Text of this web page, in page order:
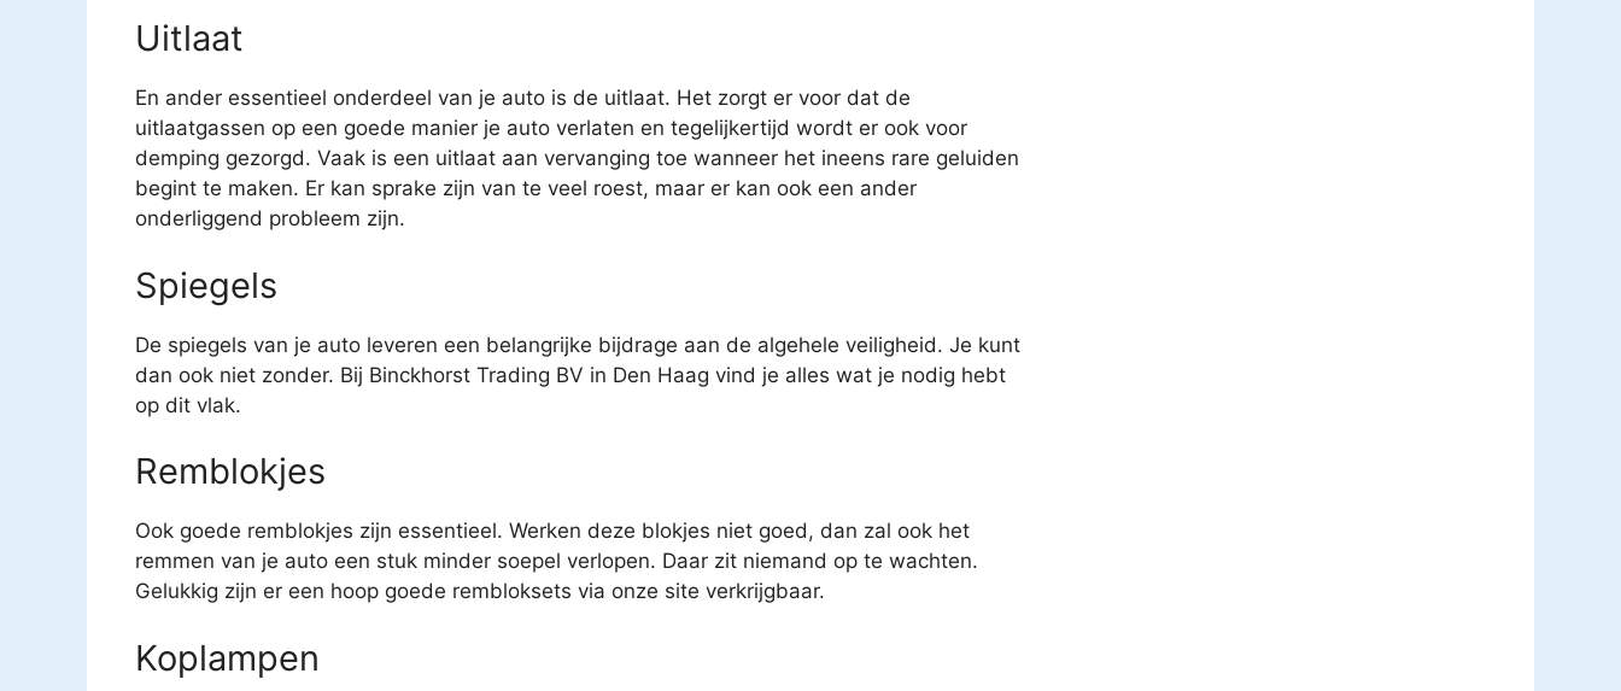
Uitlaat
En ander essentieel onderdeel van je auto is de uitlaat. Het zorgt er voor dat de
uitlaatgassen op een goede manier je auto verlaten en tegelijkertijd wordt er ook voor
demping gezorgd. Vaak is een uitlaat aan vervanging toe wanneer het ineens rare geluiden
begint te maken. Er kan sprake zijn van te veel roest, maar er kan ook een ander
onderliggend probleem zijn.
Spiegels
De spiegels van je auto leveren een belangrijke bijdrage aan de algehele veiligheid. Je kunt
dan ook niet zonder. Bij Binckhorst Trading BV in Den Haag vind je alles wat je nodig hebt
op dit vlak.
Remblokjes
Ook goede remblokjes zijn essentieel. Werken deze blokjes niet goed, dan zal ook het
remmen van je auto een stuk minder soepel verlopen. Daar zit niemand op te wachten.
Gelukkig zijn er een hoop goede rembloksets via onze site verkrijgbaar.
Koplampen